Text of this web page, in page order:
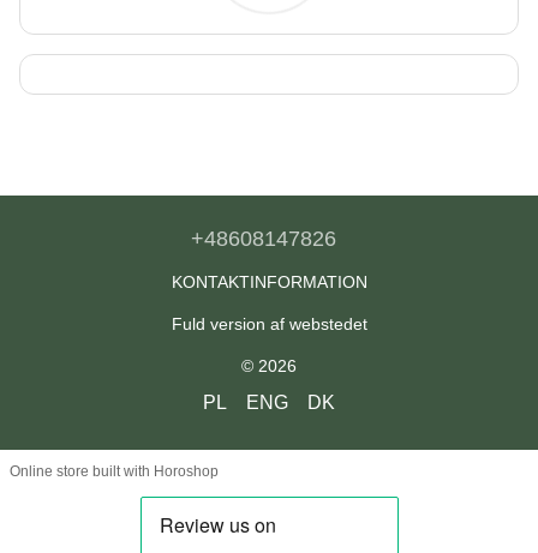
+48608147826
KONTAKTINFORMATION
Fuld version af webstedet
© 2026
PL ENG DK
Online store built with Horoshop